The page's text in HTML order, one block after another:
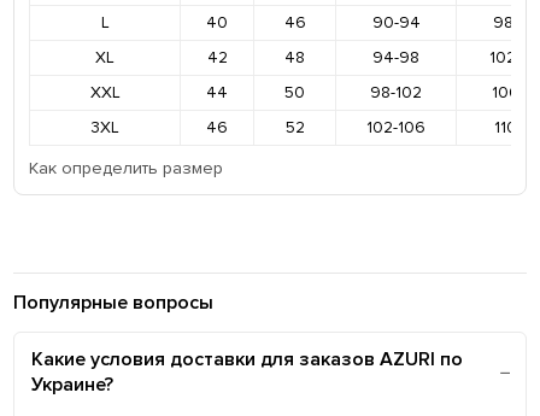
L
40 46 90-94
98-
XL
42 48 94-98
102-
XXL
44 50 98-102
106-
3XL
46 52 102-106
110-
Как определить размер
Популярные вопросы
Какие условия доставки для заказов AZURI по
Украине?